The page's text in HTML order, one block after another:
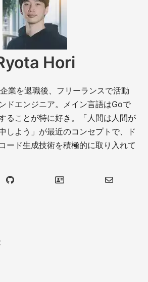
Hori
業を退職後、フリーランスで活動
ドエンジニア。メイン言語はGoで
ることが特に好き。「人間は人間が
しよう」が最近のコンセプトで、ド
ード生成技術を積極的に取り入れて